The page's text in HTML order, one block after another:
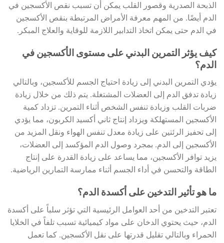
الذبحة الصدرية وقصور القلب يمكن أن تسبب نقص الأكسجين في
الدم أيضًا. من المهم معرفة الأمراض المرتبطة بنقص الأكسجين
في الدم حتى يمكن اتخاذ التدابير اللازمة للوقاية والعلاج المبكر.
كيف يؤثر التمرين البدني على مستوى الأكسجين في
الدم؟
يؤدي التمرين البدني إلى زيادة احتياج الجسم للأكسجين، وبالتالي
زيادة تدفق الدم إلى العضلات المشتغلة. يتم ذلك من خلال زيادة
ضربات القلب وزيادة تنفس الشخص أثناء التمرين. تزداد كمية
الأكسجين المستهلكة ويزداد إنتاج ثاني أكسيد الكربون، مما يؤدي
إلى تحفيز الرئتين على زيادة معدل تنفس الهواء ونقل المزيد من
الأكسجين إلى الدم. بمجرد وصول الدم المؤكسد إلى العضلات،
يزيد توافر الأكسجين، مما يساعد على زيادة القدرة على إنتاج
الطاقة والتحسن في أداء الجسم أثناء ممارسة التمارين الرياضية.
ما هو تأثير التدخين على أكسدة الدم؟
تعتبر التدخين من أحد العوامل الرئيسية التي تؤثر سلباً على أكسدة
الدم، حيث يحتوي الدخان على مواد كيميائية تسبب تلفاً في الخلايا
الحمراء وبالتالي تقليل قدرتها على نقل الأكسجين. كما تعمل